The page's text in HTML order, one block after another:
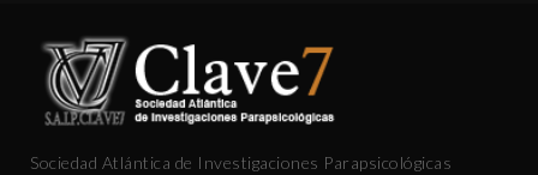
Sociedad Atlántica de Investigaciones Parapsicológicas